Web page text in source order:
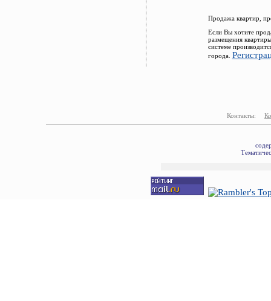
Продажа квартир,
Если Вы хотите
размещения
системе
города.
Контакты: